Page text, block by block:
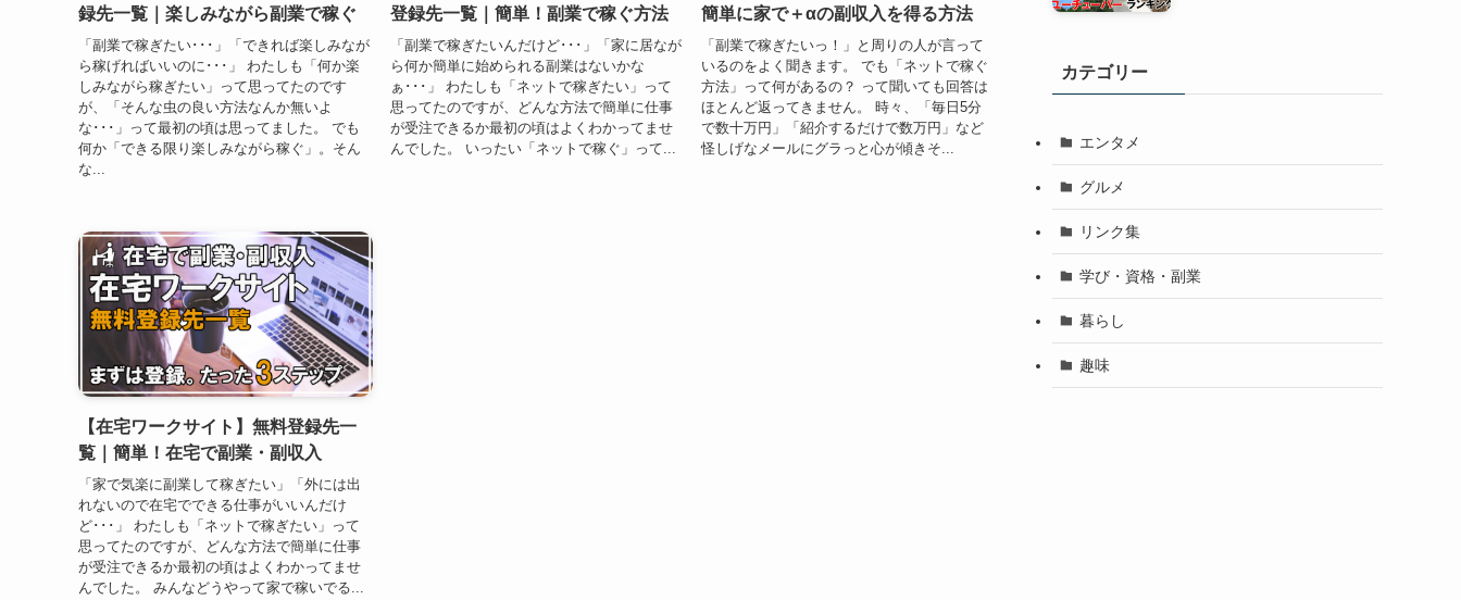
録先一覧｜楽しみながら副業で稼ぐ
「副業で稼ぎたい･･･」「できれば楽しみなが
ら稼げればいいのに･･･」 わたしも「何か楽
しみながら稼ぎたい」って思ってたのです
が、「そんな虫の良い方法なんか無いよ
な･･･」って最初の頃は思ってました。 でも
何か「できる限り楽しみながら稼ぐ」。そん
な...
登録先一覧｜簡単！副業で稼ぐ方法
「副業で稼ぎたいんだけど･･･」「家に居なが
ら何か簡単に始められる副業はないかな
ぁ･･･」 わたしも「ネットで稼ぎたい」って
思ってたのですが、どんな方法で簡単に仕事
が受注できるか最初の頃はよくわかってませ
んでした。 いったい「ネットで稼ぐ」って...
簡単に家で＋αの副収入を得る方法
「副業で稼ぎたいっ！」と周りの人が言って
いるのをよく聞きます。 でも「ネットで稼ぐ
方法」って何があるの？ って聞いても回答は
ほとんど返ってきません。 時々、「毎日5分
で数十万円」「紹介するだけで数万円」など
怪しげなメールにグラっと心が傾きそ...
【在宅ワークサイト】無料登録先一
覧｜簡単！在宅で副業・副収入
「家で気楽に副業して稼ぎたい」「外には出
れないので在宅でできる仕事がいいんだけ
ど･･･」 わたしも「ネットで稼ぎたい」って
思ってたのですが、どんな方法で簡単に仕事
が受注できるか最初の頃はよくわかってませ
んでした。 みんなどうやって家で稼いでる...
カテゴリー
エンタメ
グルメ
リンク集
学び・資格・副業
暮らし
趣味